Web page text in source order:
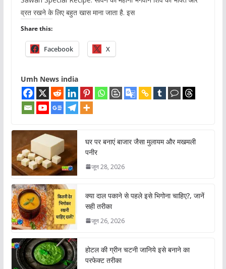
व्रत रखने के लिए बहुत खास माना जाता है. इस
Share this:
Facebook X
Umh News india
घर पर बनाएं बाजार जैसा मुलायम और मखमली
पनीर
जून 28, 2026
क्या दाल पकाने से पहले इसे भिगोना चाहिए?, जानें
सही तरीका
जून 26, 2026
होटल की ग्रीन चटनी जानिये इसे बनाने का
परफेक्ट तरीका